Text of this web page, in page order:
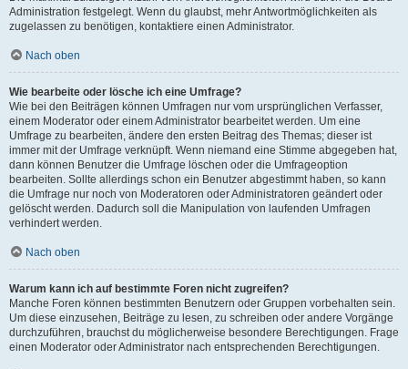
Administration festgelegt. Wenn du glaubst, mehr Antwortmöglichkeiten als
zugelassen zu benötigen, kontaktiere einen Administrator.
Nach oben
Wie bearbeite oder lösche ich eine Umfrage?
Wie bei den Beiträgen können Umfragen nur vom ursprünglichen Verfasser,
einem Moderator oder einem Administrator bearbeitet werden. Um eine
Umfrage zu bearbeiten, ändere den ersten Beitrag des Themas; dieser ist
immer mit der Umfrage verknüpft. Wenn niemand eine Stimme abgegeben hat,
dann können Benutzer die Umfrage löschen oder die Umfrageoption
bearbeiten. Sollte allerdings schon ein Benutzer abgestimmt haben, so kann
die Umfrage nur noch von Moderatoren oder Administratoren geändert oder
gelöscht werden. Dadurch soll die Manipulation von laufenden Umfragen
verhindert werden.
Nach oben
Warum kann ich auf bestimmte Foren nicht zugreifen?
Manche Foren können bestimmten Benutzern oder Gruppen vorbehalten sein.
Um diese einzusehen, Beiträge zu lesen, zu schreiben oder andere Vorgänge
durchzuführen, brauchst du möglicherweise besondere Berechtigungen. Frage
einen Moderator oder Administrator nach entsprechenden Berechtigungen.